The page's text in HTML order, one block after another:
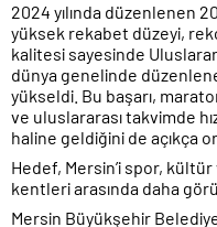
2024 yılında düzenlenen
yüksek rekabet düzeyi,
kalitesi sayesinde
dünya genelinde
yükseldi. Bu başarı,
ve uluslararası takvimde
haline geldiğini de açıkça
Hedef, Mersin’i spor,
kentleri arasında daha
Mersin Büyükşehir